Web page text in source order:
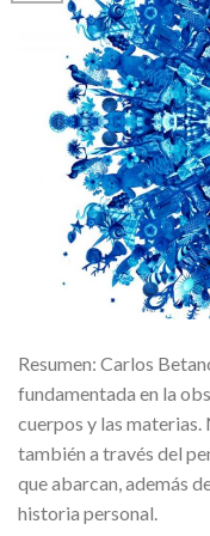
Resumen: Carlos
fundamentada en la
cuerpos y las materias.
también a través del
que abarcan, además
historia personal.